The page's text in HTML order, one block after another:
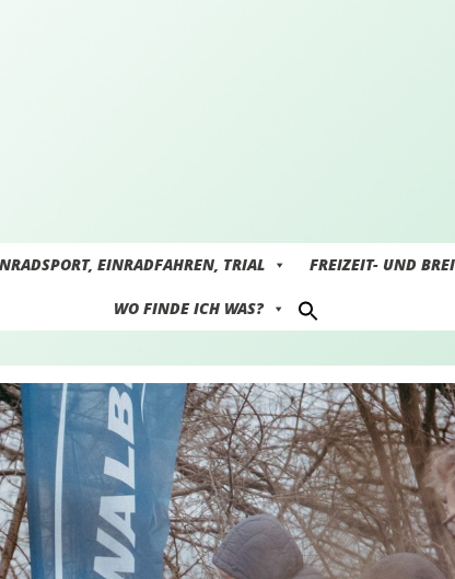
EINRADFAHREN, TRIAL
FREIZEIT- UND
WO FINDE ICH WAS?